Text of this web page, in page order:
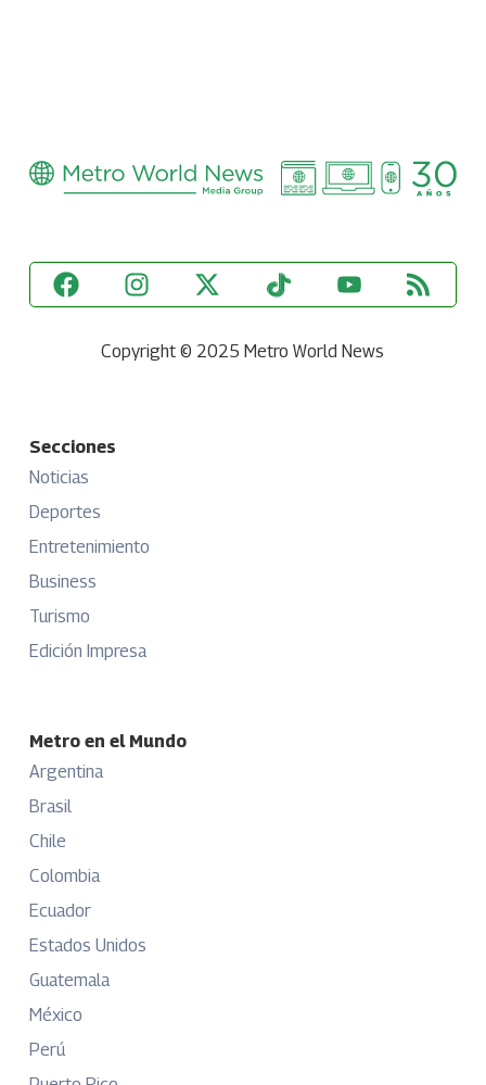
Copyright © 2025 Metro World News
Secciones
Noticias
Deportes
Entretenimiento
Business
Turismo
Edición Impresa
Metro en el Mundo
Argentina
Brasil
Chile
Colombia
Ecuador
Estados Unidos
Guatemala
México
Perú